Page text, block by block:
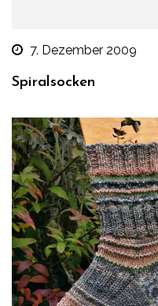
7. Dezember 2009
Spiralsocken